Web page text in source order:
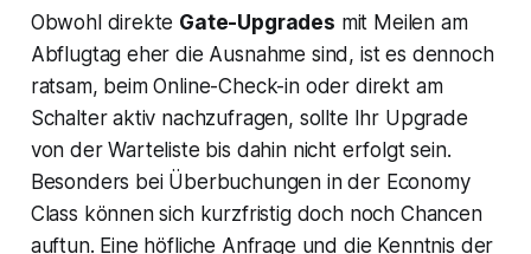
Obwohl direkte Gate-Upgrades mit Meilen am
Abflugtag eher die Ausnahme sind, ist es dennoch
ratsam, beim Online-Check-in oder direkt am
Schalter aktiv nachzufragen, sollte Ihr Upgrade
von der Warteliste bis dahin nicht erfolgt sein.
Besonders bei Überbuchungen in der Economy
Class können sich kurzfristig doch noch Chancen
auftun. Eine höfliche Anfrage und die Kenntnis der